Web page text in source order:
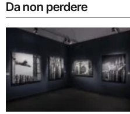
Da non perdere